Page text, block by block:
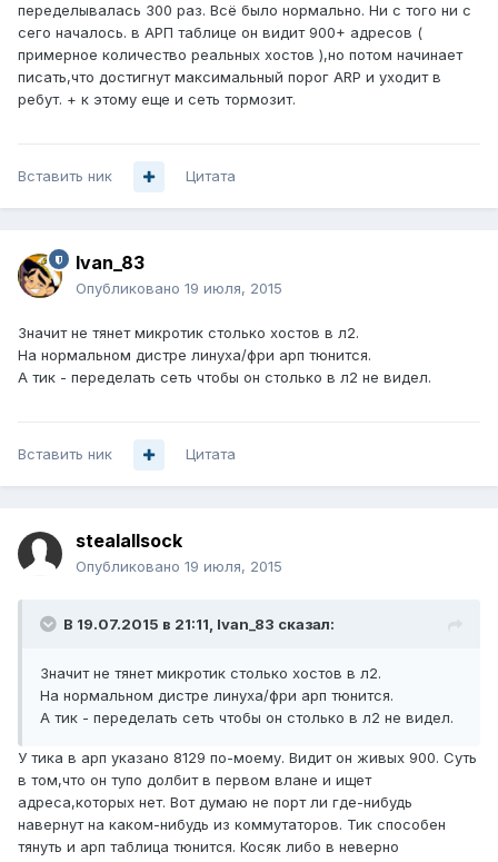
переделывалась 300 раз. Всё было нормально. Ни с того ни с
сего началось. в АРП таблице он видит 900+ адресов (
примерное количество реальных хостов ),но потом начинает
писать,что достигнут максимальный порог ARP и уходит в
ребут. + к этому еще и сеть тормозит.
Вставить ник Цитата
Ivan_83
Опубликовано 19 июля, 2015
Значит не тянет микротик столько хостов в л2.
На нормальном дистре линуха/фри арп тюнится.
А тик - переделать сеть чтобы он столько в л2 не видел.
Вставить ник Цитата
stealallsock
Опубликовано 19 июля, 2015
В 19.07.2015 в 21:11, Ivan_83 сказал:
Значит не тянет микротик столько хостов в л2.
На нормальном дистре линуха/фри арп тюнится.
А тик - переделать сеть чтобы он столько в л2 не видел.
У тика в арп указано 8129 по-моему. Видит он живых 900. Суть
в том,что он тупо долбит в первом влане и ищет
адреса,которых нет. Вот думаю не порт ли где-нибудь
навернут на каком-нибудь из коммутаторов. Тик способен
тянуть и арп таблица тюнится. Косяк либо в неверно